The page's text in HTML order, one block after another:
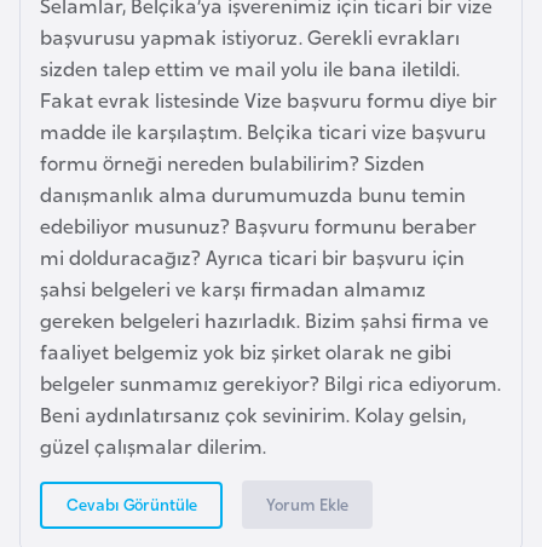
başvurusu yapmak istiyoruz. Gerekli evrakları
sizden talep ettim ve mail yolu ile bana iletildi.
Fakat evrak listesinde Vize başvuru formu diye bir
madde ile karşılaştım. Belçika ticari vize başvuru
formu örneği nereden bulabilirim? Sizden
danışmanlık alma durumumuzda bunu temin
edebiliyor musunuz? Başvuru formunu beraber
mi dolduracağız? Ayrıca ticari bir başvuru için
şahsi belgeleri ve karşı firmadan almamız
gereken belgeleri hazırladık. Bizim şahsi firma ve
faaliyet belgemiz yok biz şirket olarak ne gibi
belgeler sunmamız gerekiyor? Bilgi rica ediyorum.
Beni aydınlatırsanız çok sevinirim. Kolay gelsin,
güzel çalışmalar dilerim.
Cevabı Görüntüle Yorum Ekle
e
ç
İ
s
v
i
ç
r
e
İ
t
a
a